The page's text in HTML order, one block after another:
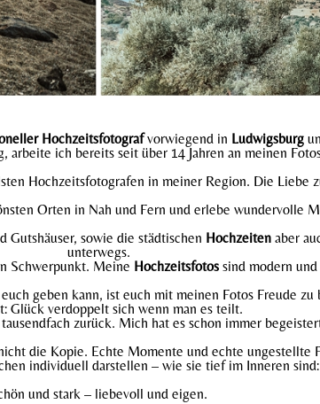
Hochzeitsfotografvorwiegend in Ludwigsburg
ich bereits seit über 14 Jahren an meinen
Hochzeitsfotografen in meiner Region. Die Liebe
Orten in Nah und Fern und erlebe wundervolle
Gutshäuser, sowie die städtischen Hochzeiten aber
unterwegs.
Schwerpunkt. Meine Hochzeitsfotos sind modern
geben kann, ist euch mit meinen Fotos Freude zu
Glück verdoppelt sich wenn man es teilt.
zurück. Mich hat es schon immer
die Kopie. Echte Momente und echte ungestellte
individuell darstellen – wie sie tief im Inneren sind:
und stark – liebevoll und eigen.